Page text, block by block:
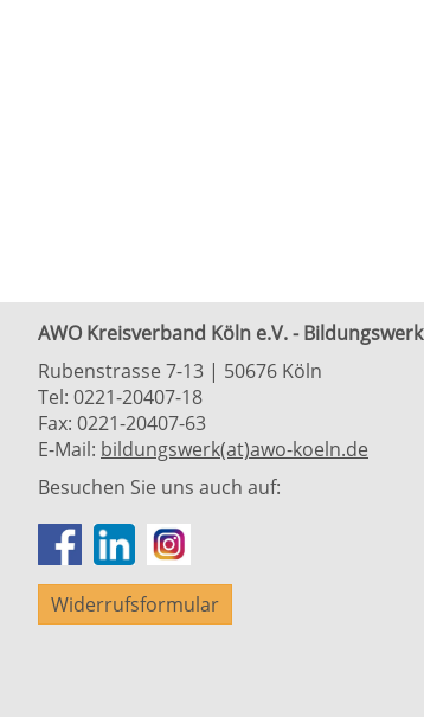
AWO Kreisverband Köln e.V. - Bildungswerk
Rubenstrasse 7-13 | 50676 Köln
Tel: 0221-20407-18
Fax: 0221-20407-63
E-Mail: bildungswerk(at)awo-koeln.de
Besuchen Sie uns auch auf:
Widerrufsformular